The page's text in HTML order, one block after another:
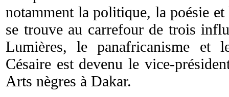
notamment la politique, la poésie et
se trouve au carrefour de trois
Lumières, le panafricanisme
Césaire est devenu le vice-
Arts nègres à Dakar.